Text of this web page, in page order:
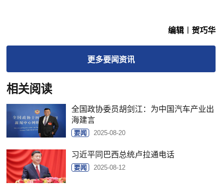
编辑︱贺巧华
更多要闻资讯
相关阅读
全国政协委员胡剑江：为中国汽车产业出
海建言
要闻 2025-08-20
习近平同巴西总统卢拉通电话
要闻 2025-08-12